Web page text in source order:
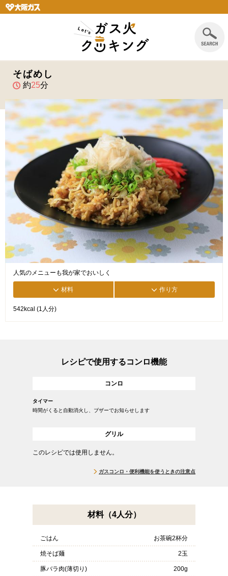
そばめし
約25分
人気のメニューも我が家でおいしく
材料 作り方
542kcal (1人分)
レシピで使用するコンロ機能
コンロ
タイマー
時間がくると自動消火し、ブザーでお知らせします
グリル
このレシピでは使用しません。
ガスコンロ・便利機能を使うときの注意点
材料（4人分）
ごはん お茶碗2杯分
焼そば麺 2玉
豚バラ肉(薄切り) 200g